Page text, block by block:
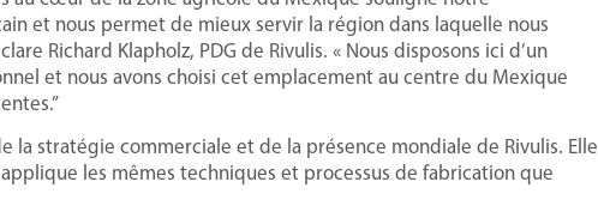
et nous permet de mieux servir la région dans laquelle nous
Richard Klapholz, PDG de Rivulis. « Nous disposons ici d’un
et nous avons choisi cet emplacement au centre du Mexique
la stratégie commerciale et de la présence mondiale de Rivulis. Elle
les mêmes techniques et processus de fabrication que